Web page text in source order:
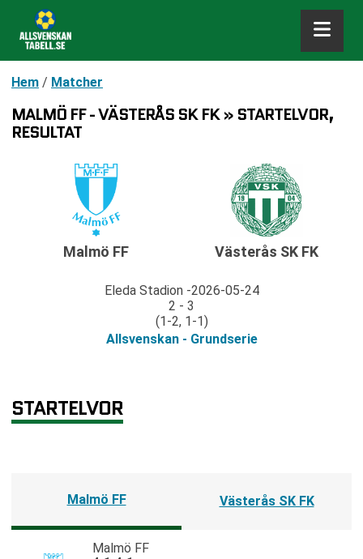
Hem / Matcher
MALMÖ FF - VÄSTERÅS SK FK » STARTELVOR,
RESULTAT
Malmö FF
Eleda Stadion 2026-05-24
2 - 3
(1-2, 1-1)
Allsvenskan - Grundserie
Västerås SK FK
STARTELVOR
Malmö FF Västerås SK FK
Malmö FF